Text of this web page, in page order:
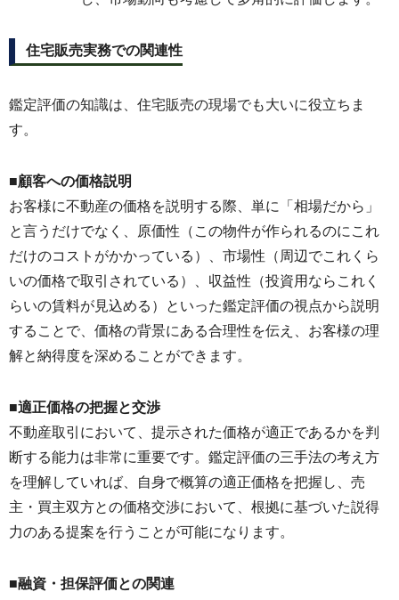
住宅販売実務での関連性
鑑定評価の知識は、住宅販売の現場でも大いに役立ちま
す。
■顧客への価格説明
お客様に不動産の価格を説明する際、単に「相場だから」
と言うだけでなく、原価性（この物件が作られるのにこれ
だけのコストがかかっている）、市場性（周辺でこれくら
いの価格で取引されている）、収益性（投資用ならこれく
らいの賃料が見込める）といった鑑定評価の視点から説明
することで、価格の背景にある合理性を伝え、お客様の理
解と納得度を深めることができます。
■適正価格の把握と交渉
不動産取引において、提示された価格が適正であるかを判
断する能力は非常に重要です。鑑定評価の三手法の考え方
を理解していれば、自身で概算の適正価格を把握し、売
主・買主双方との価格交渉において、根拠に基づいた説得
力のある提案を行うことが可能になります。
■融資・担保評価との関連